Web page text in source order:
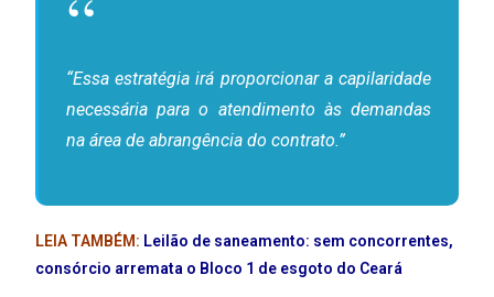
“Essa estratégia irá proporcionar a capilaridade
necessária para o atendimento às demandas
na área de abrangência do contrato.”
LEIA TAMBÉM: Leilão de saneamento: sem concorrentes,
consórcio arremata o Bloco 1 de esgoto do Ceará